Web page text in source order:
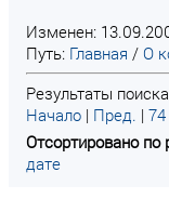
Изменен:
Путь: Главная / О
Результаты
Начало | Пред. | 74
Отсортировано по
дате